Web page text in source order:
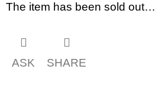
The item has been sold out…
ASK SHARE